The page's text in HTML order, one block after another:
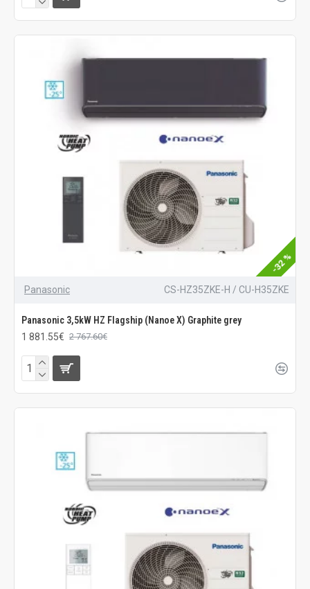
-32 %
Panasonic CS-HZ35ZKE-H / CU-H35ZKE
Panasonic 3,5kW HZ Flagship (Nanoe X) Graphite grey
1 881.55€ 2 767.60€